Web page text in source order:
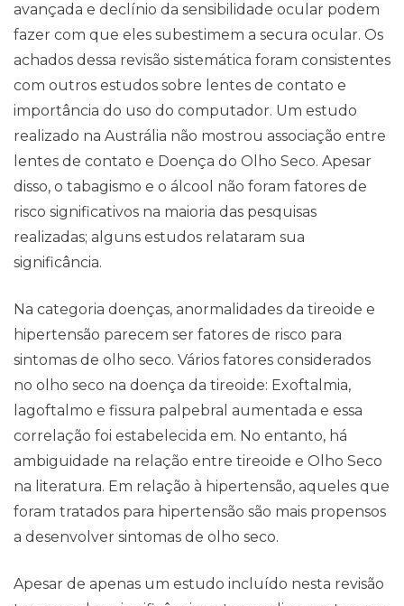
avançada e declínio da sensibilidade ocular podem
fazer com que eles subestimem a secura ocular. Os
achados dessa revisão sistemática foram consistentes
com outros estudos sobre lentes de contato e
importância do uso do computador. Um estudo
realizado na Austrália não mostrou associação entre
lentes de contato e Doença do Olho Seco. Apesar
disso, o tabagismo e o álcool não foram fatores de
risco significativos na maioria das pesquisas
realizadas; alguns estudos relataram sua
significância.
Na categoria doenças, anormalidades da tireoide e
hipertensão parecem ser fatores de risco para
sintomas de olho seco. Vários fatores considerados
no olho seco na doença da tireoide: Exoftalmia,
lagoftalmo e fissura palpebral aumentada e essa
correlação foi estabelecida em. No entanto, há
ambiguidade na relação entre tireoide e Olho Seco
na literatura. Em relação à hipertensão, aqueles que
foram tratados para hipertensão são mais propensos
a desenvolver sintomas de olho seco.
Apesar de apenas um estudo incluído nesta revisão